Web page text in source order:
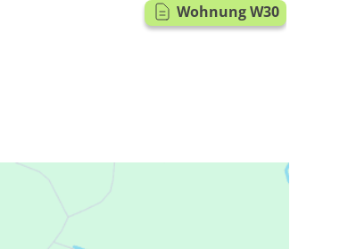
Wohnung W30